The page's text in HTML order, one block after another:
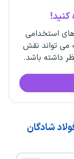
کنید!
استخدامی
می تواند نقش
داشته باشد.
شادگان